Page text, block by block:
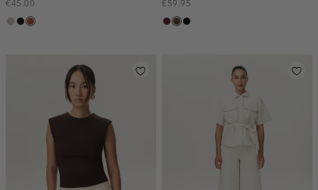
€45.00
taupe,
zwartbruin
€59.95
pruim,
toffee
zwart